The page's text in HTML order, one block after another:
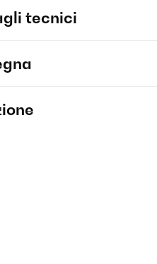
tecnici